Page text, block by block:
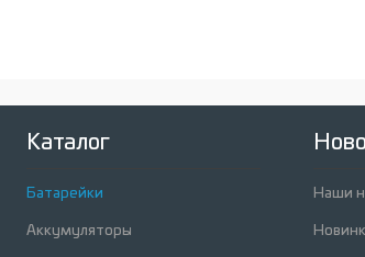
Каталог
Батарейки
Аккумуляторы
Наши